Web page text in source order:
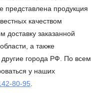
продукция
качеством
доставку заказанной
а также
города РФ. По всем
у наших
80-95